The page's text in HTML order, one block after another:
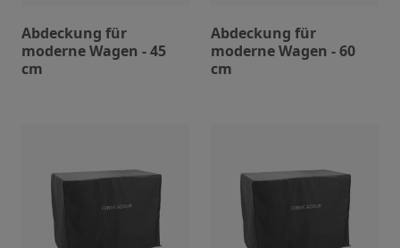
Abdeckung für
moderne Wagen - 45
cm
Abdeckung für
moderne Wagen - 60
cm